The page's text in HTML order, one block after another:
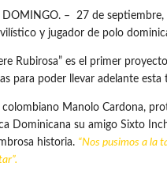
DOMINGO. – 27 de septiembre,
y jugador de polo
Rubirosa” es el primer
para poder llevar adelante
colombiano Manolo Cardona,
Dominicana su amigo Sixto
historia. “Nos pusimos a la